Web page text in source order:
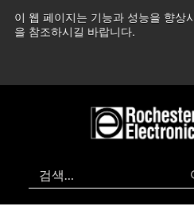
이 웹 페이지는 기능과 성능을 향상
을 참조하시길 바랍니다.
츠
건
검색